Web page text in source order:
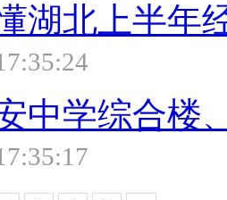
湖北上半年
中学综合楼